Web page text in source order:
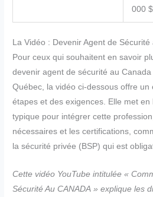
000 $
La Vidéo : Devenir Agent de Sécurité
Pour ceux qui souhaitent en savoir
devenir agent de sécurité au
Québec, la vidéo ci-dessous offre un
étapes et des exigences. Elle met
typique pour intégrer cette
nécessaires et les certifications,
la sécurité privée (BSP) qui est
Cette vidéo YouTube intitulée «
Sécurité Au CANADA » explique les